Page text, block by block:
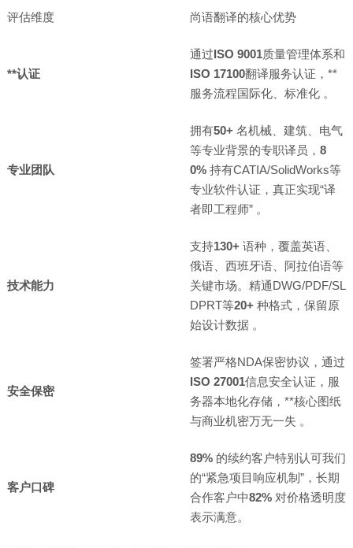
评估维度 尚语翻译的核心优势
**认证
通过ISO 9001质量管理体系和
ISO 17100翻译服务认证，**
服务流程国际化、标准化 。
专业团队
拥有50+名机械、建筑、电气
等专业背景的专职译员， 8
0%持有CATIA/SolidWorks等
专业软件认证，真正实现“译
者即工程师” 。
技术能力
支持130+语种，覆盖英语、
俄语、西班牙语、阿拉伯语等
关键市场。精通DWG/PDF/SL
DPRT等20+种格式，保留原
始设计数据 。
安全保密
签署严格NDA保密协议，通过
ISO 27001信息安全认证，服
务器本地化存储，**核心图纸
与商业机密万无一失 。
客户口碑
89%的续约客户特别认可我们
的“紧急项目响应机制”，长期
合作客户中82%对价格透明度
表示满意。